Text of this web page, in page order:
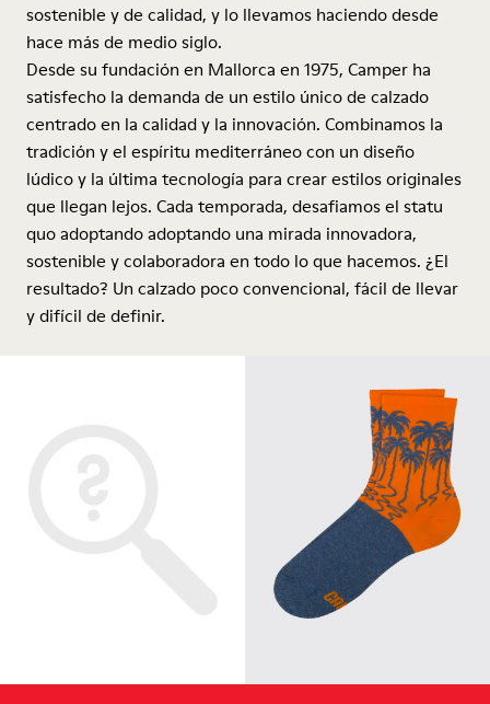
sostenible y de calidad, y lo llevamos haciendo desde
hace más de medio siglo.
Desde su fundación en Mallorca en 1975, Camper ha
satisfecho la demanda de un estilo único de calzado
centrado en la calidad y la innovación. Combinamos la
tradición y el espíritu mediterráneo con un diseño
lúdico y la última tecnología para crear estilos originales
que llegan lejos. Cada temporada, desafiamos el statu
quo adoptando adoptando una mirada innovadora,
sostenible y colaboradora en todo lo que hacemos. ¿El
resultado? Un calzado poco convencional, fácil de llevar
y difícil de definir.